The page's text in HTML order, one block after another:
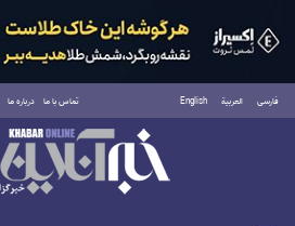
فارسی العربية English تماس با ما درباره ما
دوشنبه ۱۹ مرداد ۱۴۰۵